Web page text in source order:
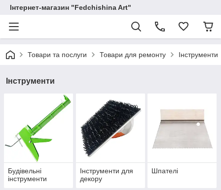
Інтернет-магазин "Fedchishina Art"
Товари та послуги Товари для ремонту Інструменти
Інструменти
Будівельні
інструменти
Інструменти для
декору
Шпателі